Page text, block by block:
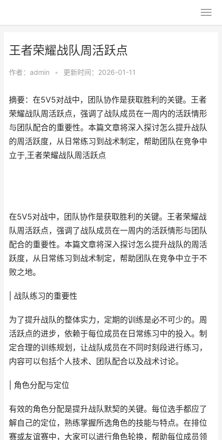
王者荣耀战队周活跃点
作者： admin • 更新时间：2026-01-11
摘要：在5V5对战中，团队协作是获取胜利的关键。王者
荣耀战队周活跃点，强调了战队成员在一周内的活跃情形
与团队配合的重要性。本篇文章将深入探讨怎么提升战队
的周活跃度，从日常练习到战术制定，帮助团队在竞争中
立于,王者荣耀战队周活跃点
在5V5对战中，团队协作是获取胜利的关键。王者荣耀战
队周活跃点，强调了战队成员在一周内的活跃情形与团队
配合的重要性。本篇文章将深入探讨怎么提升战队的周活
跃度，从日常练习到战术制定，帮助团队在竞争中立于不
败之地。
| 战队练习的重要性
为了提升战队的整体实力，定期的训练是必不可少的。周
活跃点的进步，依赖于每位成员在日常练习中的投入。制
定合理的训练规划，让战队成员在不同时刻段进行练习，
内容可以包括个人技术、团队配合以及战术讨论。
| 角色分配与定位
有效的角色分配是提升战队默契的关键。每位选手都应了
解自己的定位，熟练掌握所选角色的技能与特点。在排位
赛或友谊赛中，大家可以进行角色轮换，帮助每位成员领